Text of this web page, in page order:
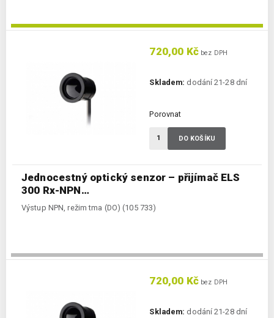
Jednocestný optický senzor – přijímač ELS
300 Rx-NPN…
Výstup NPN, režim tma (DO) (105 733)
720,00 Kč bez DPH
Skladem: dodání 21-28 dní
Porovnat
DO KOŠÍKU
720,00 Kč bez DPH
Skladem: dodání 21-28 dní